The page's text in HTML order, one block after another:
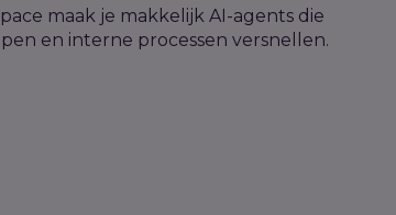
maak je makkelijk AI-agents die
en interne processen versnellen.